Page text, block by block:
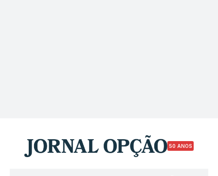
50 ANOS